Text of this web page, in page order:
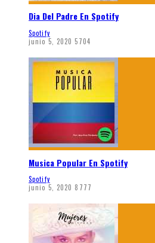
Dia Del Padre En Spotify
Spotify
junio 5, 2020 5704
Musica Popular En Spotify
Spotify
junio 5, 2020 8777